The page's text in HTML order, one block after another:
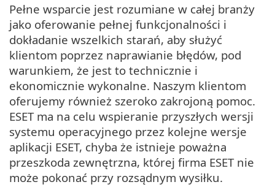
Pełne wsparcie jest rozumiane w całej branży
jako oferowanie pełnej funkcjonalności i
dokładanie wszelkich starań, aby służyć
klientom poprzez naprawianie błędów, pod
warunkiem, że jest to technicznie i
ekonomicznie wykonalne. Naszym klientom
oferujemy również szeroko zakrojoną pomoc.
ESET ma na celu wspieranie przyszłych wersji
systemu operacyjnego przez kolejne wersje
aplikacji ESET, chyba że istnieje poważna
przeszkoda zewnętrzna, której firma ESET nie
może pokonać przy rozsądnym wysiłku.